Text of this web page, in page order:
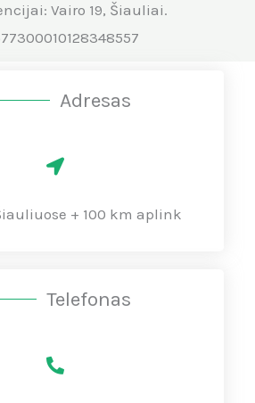
Vairo 19, Šiauliai.
Adresas
+ 100 km aplink
Telefonas